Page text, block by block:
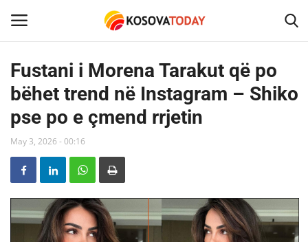
Home
KOSOVA
SHQIPERIA
MAQEDONIA
SHOWBIZ
Fustani i Morena Tarakut që po
bëhet trend në Instagram – Shiko
pse po e çmend rrjetin
May 3, 2026 - 00:16